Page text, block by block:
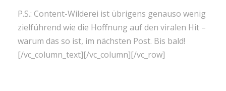
P.S.: Content-Wilderei ist übrigens genauso wenig
zielführend wie die Hoffnung auf den viralen Hit –
warum das so ist, im nächsten Post. Bis bald!
[/vc_column_text][/vc_column][/vc_row]